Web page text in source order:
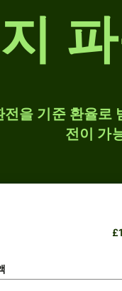
을 기준 환율로
전이 가